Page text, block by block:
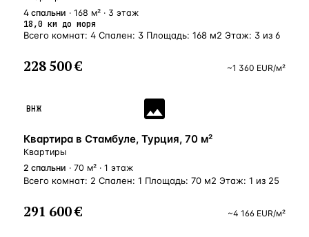
4 спальни · 168 м² · 3 этаж
18,0 км до моря
Всего комнат: 4 Спален: 3 Площадь: 168 м2 Этаж: 3 из 6
228 500 € ~1 360 EUR/м²
ВНЖ
Квартира в Стамбуле, Турция, 70 м²
Квартиры
2 спальни · 70 м² · 1 этаж
Всего комнат: 2 Спален: 1 Площадь: 70 м2 Этаж: 1 из 25
291 600 € ~4 166 EUR/м²